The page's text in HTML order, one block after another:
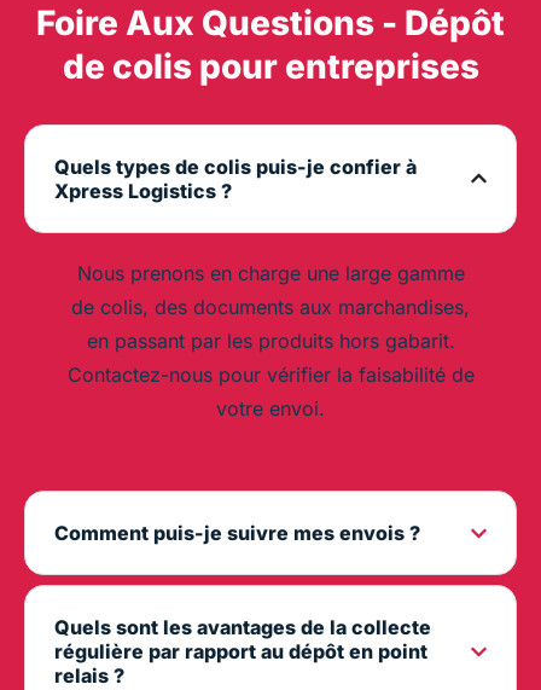
Foire Aux Questions - Dépôt
de colis pour entreprises
Quels types de colis puis-je confier à
Xpress Logistics ?
Nous prenons en charge une large gamme
de colis, des documents aux marchandises,
en passant par les produits hors gabarit.
Contactez-nous pour vérifier la faisabilité de
votre envoi.
Comment puis-je suivre mes envois ?
Quels sont les avantages de la collecte
régulière par rapport au dépôt en point
relais ?